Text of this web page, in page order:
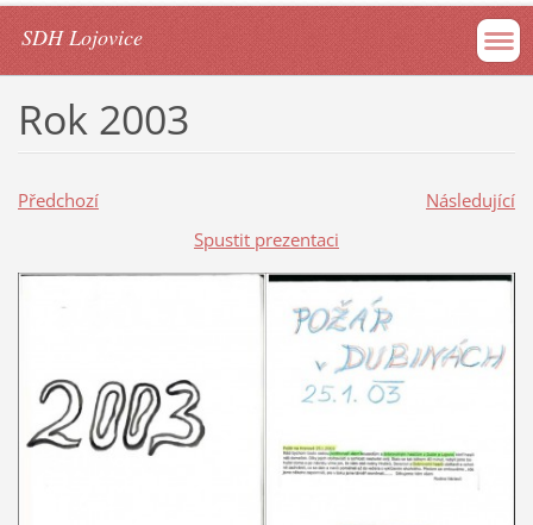
SDH Lojovice
Rok 2003
Předchozí
Následující
Spustit prezentaci